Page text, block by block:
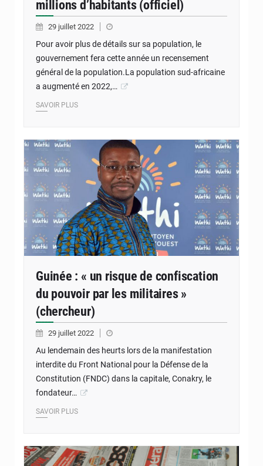
millions d’habitants (officiel)
29 juillet 2022
Pour avoir plus de détails sur sa population, le
gouvernement fera cette année un recensement
général de la population.La population sud-africaine
a augmenté en 2022,…
SAVOIR PLUS
Guinée : « un risque de confiscation
du pouvoir par les militaires »
(chercheur)
29 juillet 2022
Au lendemain des heurts lors de la manifestation
interdite du Front National pour la Défense de la
Constitution (FNDC) dans la capitale, Conakry, le
fondateur…
SAVOIR PLUS